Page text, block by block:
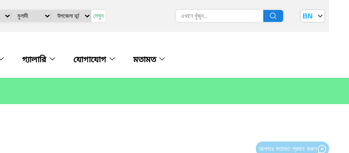
দেখুন BN
গ্যালারি যোগাযোগ মতামত
আপনার মতামত প্রদান করুন